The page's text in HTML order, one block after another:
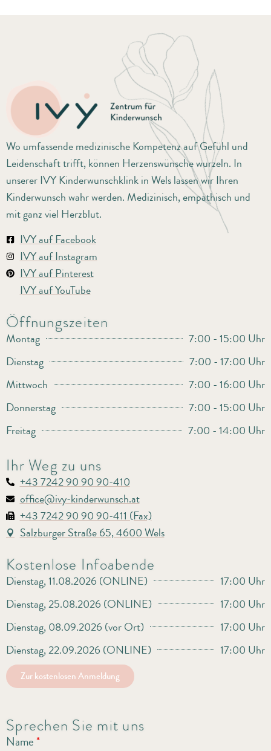
Wo umfassende medizinische Kompetenz auf Gefühl und
Leidenschaft trifft, können Herzenswünsche wurzeln. In
unserer IVY Kinderwunschklink in Wels lassen wir Ihren
Kinderwunsch wahr werden. Medizinisch, empathisch und
mit ganz viel Herzblut.
IVY auf Facebook
IVY auf Instagram
IVY auf Pinterest
IVY auf YouTube
Öffnungszeiten
Montag
7:00 - 15:00 Uhr
Dienstag
7:00 - 17:00 Uhr
Mittwoch
7:00 - 16:00 Uhr
Donnerstag
7:00 - 15:00 Uhr
Freitag
7:00 - 14:00 Uhr
Ihr Weg zu uns
+43 7242 90 90 90-410
office@ivy-kinderwunsch.at
+43 7242 90 90 90-411 (Fax)
Salzburger Straße 65, 4600 Wels
Kostenlose Infoabende
Dienstag, 11.08.2026 (ONLINE)
17:00 Uhr
Dienstag, 25.08.2026 (ONLINE)
17:00 Uhr
Dienstag, 08.09.2026 (vor Ort)
17:00 Uhr
Dienstag, 22.09.2026 (ONLINE)
17:00 Uhr
Zur kostenlosen Anmeldung
Sprechen Sie mit uns
Name*